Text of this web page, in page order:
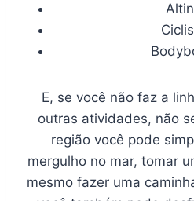
E, se você não faz a
outras atividades, não
região você pode
mergulho no mar, tomar
mesmo fazer uma